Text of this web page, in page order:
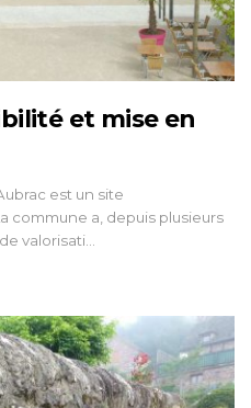
et mise en
est un site
commune a, depuis plusieurs
valorisati…